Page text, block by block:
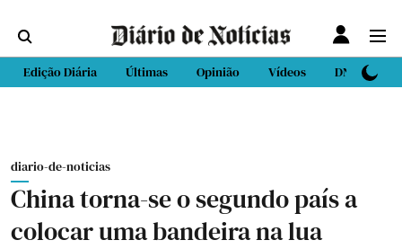
Edição Diária Últimas Opinião Vídeos DN Sport
diario-de-noticias
China torna-se o segundo país a
colocar uma bandeira na lua